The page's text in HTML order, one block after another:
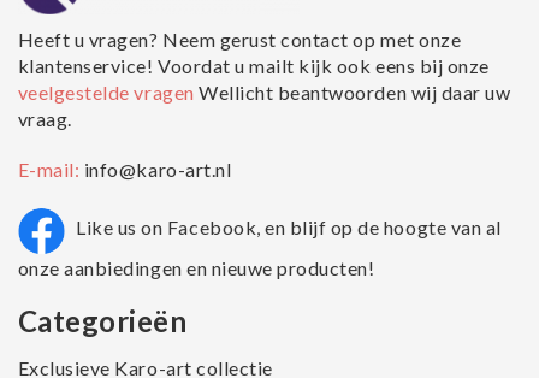
Heeft u vragen? Neem gerust contact op met onze
klantenservice! Voordat u mailt kijk ook eens bij onze
veelgestelde vragenWellicht beantwoorden wij daar uw
vraag.
E-mail: info@karo-art.nl
Like us on Facebook, en blijf op de hoogte van al
onze aanbiedingen en nieuwe producten!
Categorieën
Exclusieve Karo-art collectie